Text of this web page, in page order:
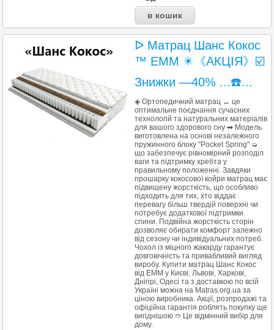
ᐅ Матрац Шанс Кокос
™ EMM ✴️《АКЦІЯ》☑️
Знижки —40% ...☎️...
◈ Ортопедичний матрац ↔ це
оптимальне поєднання сучасних
технологій та натуральних матеріалів
для вашого здорового сну ➡ Модель
виготовлена на основі незалежного
пружинного блоку "Pocket Spring" ➭
що забезпечує рівномірний розподіл
ваги та підтримку хребта у
правильному положенні. Завдяки
прошарку кокосової койри матрац має
підвищену жорсткість, що особливо
підходить для тих, хто віддає
перевагу більш твердій поверхні чи
потребує додаткової підтримки
спини. Подвійна жорсткість сторін
дозволяє обирати комфорт залежно
від сезону чи індивідуальних потреб.
Чохол із міцного жакарду гарантує
довговічність та привабливий вигляд
виробу. Купити матрац Шанс Кокос
від ЕММ у Києві, Львові, Харкові,
Дніпрі, Одесі та з доставкою по всій
Україні можна на Matras.org.ua за
ціною виробника. Акції, розпродажі та
офіційна гарантія роблять покупку ще
вигіднішою ➱ Це відмінний вибір для
дому.